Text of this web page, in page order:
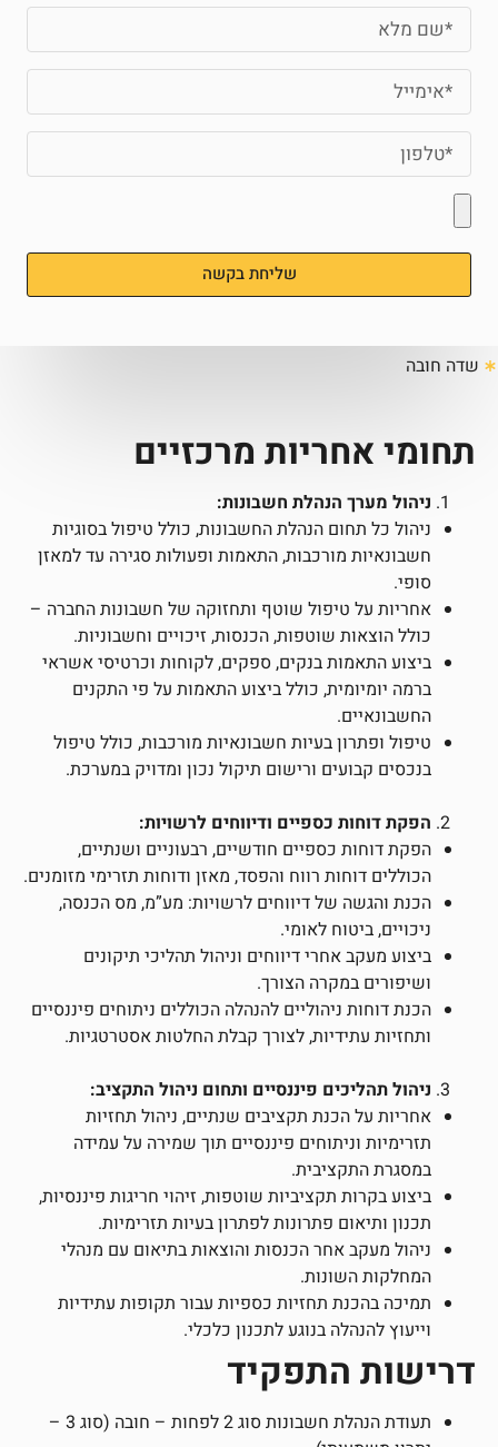
שליחת בקשה
שדה חובה
תחומי אחריות מרכזיים
ניהול מערך הנהלת חשבונות:
ניהול כל תחום הנהלת החשבונות, כולל טיפול בסוגיות
חשבונאיות מורכבות, התאמות ופעולות סגירה עד למאזן
סופי.
אחריות על טיפול שוטף ותחזוקה של חשבונות החברה –
כולל הוצאות שוטפות, הכנסות, זיכויים וחשבוניות.
ביצוע התאמות בנקים, ספקים, לקוחות וכרטיסי אשראי
ברמה יומיומית, כולל ביצוע התאמות על פי התקנים
החשבונאיים.
טיפול ופתרון בעיות חשבונאיות מורכבות, כולל טיפול
בנכסים קבועים ורישום תיקול נכון ומדויק במערכת.
הפקת דוחות כספיים ודיווחים לרשויות:
הפקת דוחות כספיים חודשיים, רבעוניים ושנתיים,
הכוללים דוחות רווח והפסד, מאזן ודוחות תזרימי מזומנים.
הכנת והגשה של דיווחים לרשויות: מע”מ, מס הכנסה,
ניכויים, ביטוח לאומי.
ביצוע מעקב אחרי דיווחים וניהול תהליכי תיקונים
ושיפורים במקרה הצורך.
הכנת דוחות ניהוליים להנהלה הכוללים ניתוחים פיננסיים
ותחזיות עתידיות, לצורך קבלת החלטות אסטרטגיות.
ניהול תהליכים פיננסיים ותחום ניהול התקציב:
אחריות על הכנת תקציבים שנתיים, ניהול תחזיות
תזרימיות וניתוחים פיננסיים תוך שמירה על עמידה
במסגרת התקציבית.
ביצוע בקרות תקציביות שוטפות, זיהוי חריגות פיננסיות,
תכנון ותיאום פתרונות לפתרון בעיות תזרימיות.
ניהול מעקב אחר הכנסות והוצאות בתיאום עם מנהלי
המחלקות השונות.
תמיכה בהכנת תחזיות כספיות עבור תקופות עתידיות
וייעוץ להנהלה בנוגע לתכנון כלכלי.
דרישות התפקיד
תעודת הנהלת חשבונות סוג 2 לפחות – חובה (סוג 3 –